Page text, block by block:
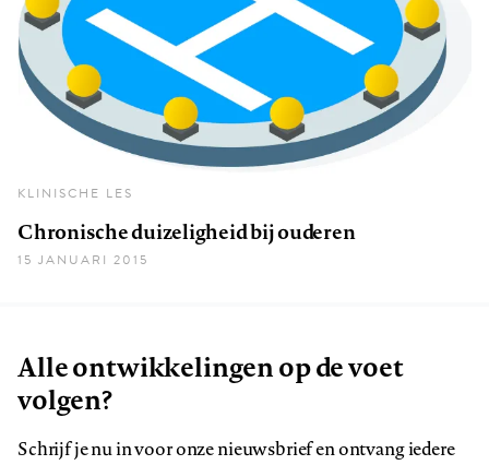
KLINISCHE LES
Chronische duizeligheid bij ouderen
15 JANUARI 2015
Alle ontwikkelingen op de voet
volgen?
Schrijf je nu in voor onze nieuwsbrief en ontvang iedere